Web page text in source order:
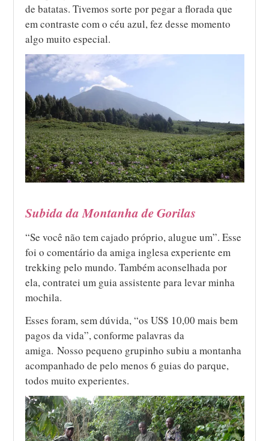
de batatas. Tivemos sorte por pegar a florada que
em contraste com o céu azul, fez desse momento
algo muito especial.
Subida da Montanha de Gorilas
“Se você não tem cajado próprio, alugue um”. Esse
foi o comentário da amiga inglesa experiente em
trekking pelo mundo. Também aconselhada por
ela, contratei um guia assistente para levar minha
mochila.
Esses foram, sem dúvida, “os US$ 10,00 mais bem
pagos da vida”, conforme palavras da
amiga. Nosso pequeno grupinho subiu a montanha
acompanhado de pelo menos 6 guias do parque,
todos muito experientes.